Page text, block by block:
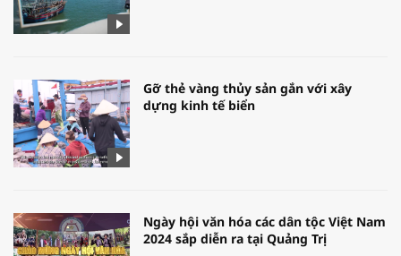
Gỡ thẻ vàng thủy sản gắn với xây
dựng kinh tế biển
Ngày hội văn hóa các dân tộc Việt Nam
2024 sắp diễn ra tại Quảng Trị